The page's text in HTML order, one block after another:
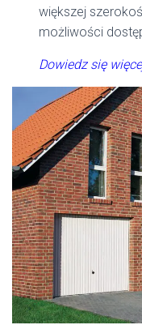
większej
możliwości
Dowiedz się